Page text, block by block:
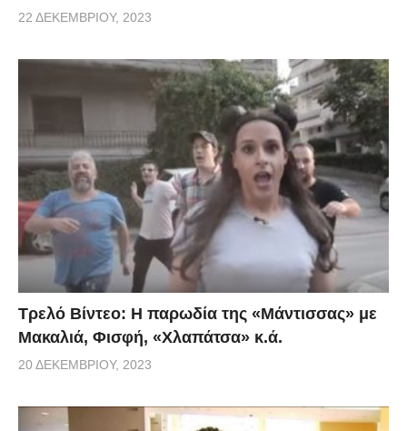
22 ΔΕΚΕΜΒΡΊΟΥ, 2023
Τρελό Βίντεο: H παρωδία της «Μάντισσας» με
Μακαλιά, Φισφή, «Χλαπάτσα» κ.ά.
20 ΔΕΚΕΜΒΡΊΟΥ, 2023